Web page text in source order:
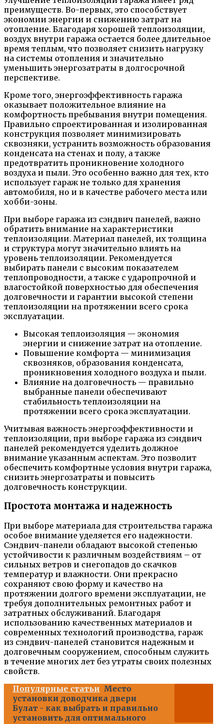
преимуществ. Во-первых, это способствует
экономии энергии и снижению затрат на
отопление. Благодаря хорошей теплоизоляции,
воздух внутри гаража остается более длительное
время теплым, что позволяет снизить нагрузку
на системы отопления и значительно
уменьшить энергозатраты в долгосрочной
перспективе.
Кроме того, энергоэффективность гаража
оказывает положительное влияние на
комфортность пребывания внутри помещения.
Правильно спроектированная и изолированная
конструкция позволяет минимизировать
сквозняки, устранить возможность образования
конденсата на стенах и полу, а также
предотвратить проникновение холодного
воздуха и пыли. Это особенно важно для тех, кто
использует гараж не только для хранения
автомобиля, но и в качестве рабочего места или
хобби-зоны.
При выборе гаража из сэндвич панелей, важно
обратить внимание на характеристики
теплоизоляции. Материал панелей, их толщина
и структура могут значительно влиять на
уровень теплоизоляции. Рекомендуется
выбирать панели с высоким показателем
теплопроводности, а также с ударопрочной и
влагостойкой поверхностью для обеспечения
долговечности и гарантии высокой степени
теплоизоляции на протяжении всего срока
эксплуатации.
Высокая теплоизоляция — экономия
энергии и снижение затрат на отопление.
Повышение комфорта — минимизация
сквозняков, образования конденсата,
проникновения холодного воздуха и пыли.
Влияние на долговечность — правильно
выбранные панели обеспечивают
стабильность теплоизоляции на
протяжении всего срока эксплуатации.
Учитывая важность энергоэффективности и
теплоизоляции, при выборе гаража из сэндвич
панелей рекомендуется уделить должное
внимание указанным аспектам. Это позволит
обеспечить комфортные условия внутри гаража,
снизить энергозатраты и повысить
долговечность конструкции.
Простота монтажа и надежность
При выборе материала для строительства гаража
особое внимание уделяется его надежности.
Сэндвич-панели обладают высокой степенью
устойчивости к различным воздействиям – от
сильных ветров и снегопадов до скачков
температур и влажности. Они прекрасно
сохраняют свою форму и качество на
протяжении долгого времени эксплуатации, не
требуя дополнительных ремонтных работ и
затратных обслуживаний. Благодаря
использованию качественных материалов и
современных технологий производства, гараж
из сэндвич-панелей становится надежным и
долговечным сооружением, способным служить
в течение многих лет без утраты своих полезных
свойств.
Популярные статьи Место
установки доводчика двери
Булат - как выбрать и правильно
установить для оптимального